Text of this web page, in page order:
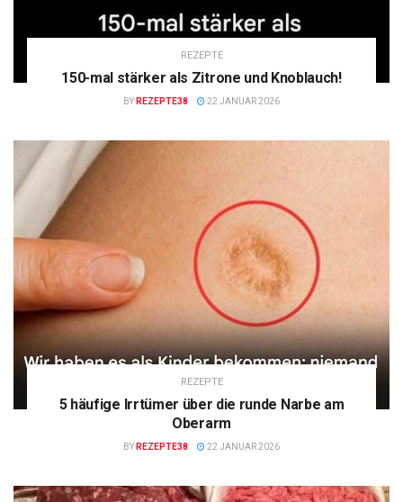
REZEPTE
150-mal stärker als Zitrone und Knoblauch!
BY REZEPTE38 22 JANUAR 2026
REZEPTE
5 häufige Irrtümer über die runde Narbe am
Oberarm
BY REZEPTE38 22 JANUAR 2026